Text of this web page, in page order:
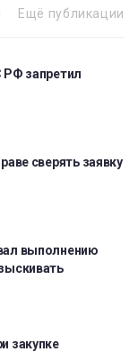
Ещё публикации
РФ запретил
сверять заявку
выполнению
закупке